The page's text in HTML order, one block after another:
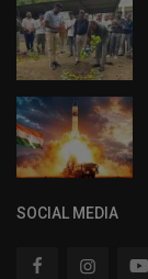
SOCIAL MEDIA